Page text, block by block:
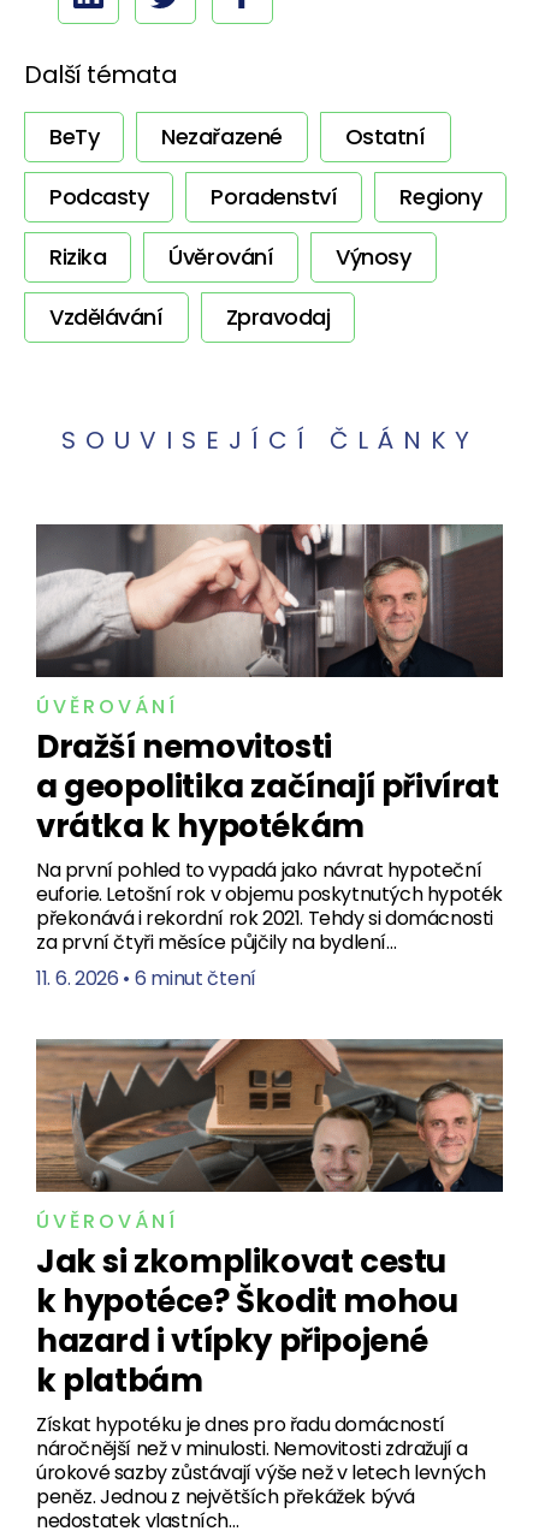
Další témata
BeTy Nezařazené
Ostatní
Podcasty
Poradenství
Regiony
Rizika
Úvěrování
Výnosy
Vzdělávání
Zpravodaj
SOUVISEJÍCÍ ČLÁNKY
ÚVĚROVÁNÍ
Dražší nemovitosti
a geopolitika začínají přivírat
vrátka k hypotékám
Na první pohled to vypadá jako návrat hypoteční
euforie. Letošní rok v objemu poskytnutých hypoték
překonává i rekordní rok 2021. Tehdy si domácnosti
za první čtyři měsíce půjčily na bydlení…
11. 6. 2026 • 6 minut čtení
ÚVĚROVÁNÍ
Jak si zkomplikovat cestu
k hypotéce? Škodit mohou
hazard i vtípky připojené
k platbám
Získat hypotéku je dnes pro řadu domácností
náročnější než v minulosti. Nemovitosti zdražují a
úrokové sazby zůstávají výše než v letech levných
peněz. Jednou z největších překážek bývá
nedostatek vlastních…